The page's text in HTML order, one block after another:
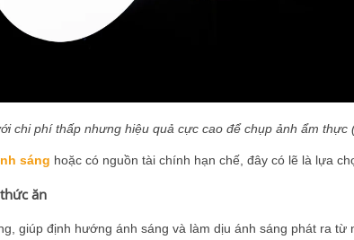
chi phí thấp nhưng hiệu quả cực cao để chụp ảnh ẩm thực
sáng hoặc có nguồn tài chính hạn chế, đây có lẽ là lựa
ăn
giúp định hướng ánh sáng và làm dịu ánh sáng phát ra